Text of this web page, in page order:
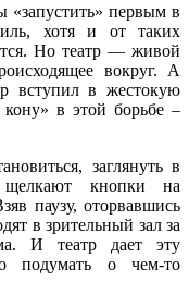
первым в
хотя и от таких
Но театр — живой
вокруг. А
вступил в жестокую
в этой борьбе –
заглянуть в
щелкают кнопки на
паузу, оторвавшись
в зрительный зал за
И театр дает эту
подумать о чем-то